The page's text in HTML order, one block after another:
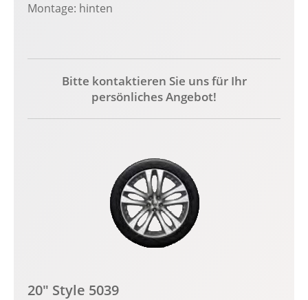
Montage: hinten
Bitte kontaktieren Sie uns für Ihr
persönliches Angebot!
20" Style 5039